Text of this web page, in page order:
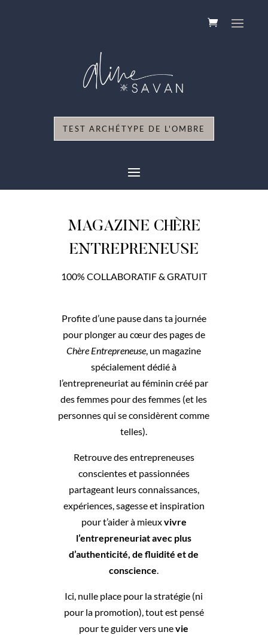
TEST ARCHÉTYPE DE L'OMBRE
MAGAZINE CHÈRE
ENTREPRENEUSE
100% COLLABORATIF & GRATUIT
Profite d’une pause dans ta journée
pour plonger au cœur des pages de
Chère Entrepreneuse, un magazine
spécialement dédié à
l’entrepreneuriat au féminin créé par
des femmes pour des femmes (et les
personnes qui se considèrent comme
telles).
Retrouve des entrepreneuses
conscientes et passionnées
partageant leurs connaissances,
expériences, sagesse et inspiration
pour t’aider à mieuxvivre
l’entrepreneuriat avec plus
d’authenticité, de fluidité et de
conscience.
Ici, nulle place pour la stratégie (ni
pour la promotion), tout est pensé
pour te guider vers unevie